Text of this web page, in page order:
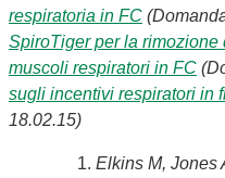
respiratoria in FC
SpiroTiger per la
muscoli respiratori in FC
sugli incentivi respiratori in
18.02.15)
Elkins M, Jones